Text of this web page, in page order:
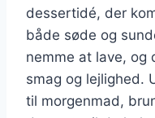
dessertidé, der
både søde og
nemme at lave, og
smag og lejlighed.
til morgenmad,